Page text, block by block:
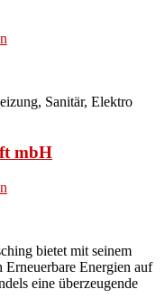
Sanitär, Elektro
mbH
bietet mit seinem
Energien auf
eine überzeugende